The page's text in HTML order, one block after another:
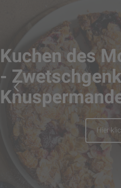
Kuchen des
-
Hier